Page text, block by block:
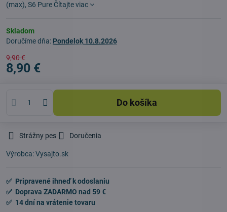
(max), S6 Pure Čítajte viac
Skladom
Doručíme dňa: Pondelok 10.8.2026
9,90 €
8,90 €
Do košíka
Strážny pes Doručenia
Výrobca:Vysajto.sk
✅ Pripravené ihneď k odoslaniu
✅ Doprava ZADARMO nad 59 €
✅ 14 dní na vrátenie tovaru